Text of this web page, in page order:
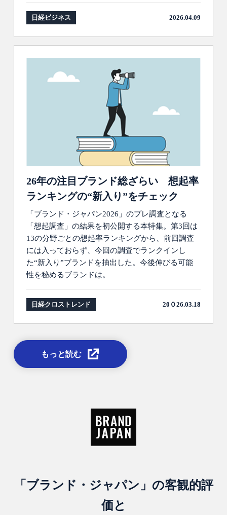
日経ビジネス 2026.04.09
26年の注目ブランド総ざらい 想起率
ランキングの“新入り”をチェック
「ブランド・ジャパン2026」のプレ調査となる
「想起調査」の結果を初公開する本特集。第3回は
13の分野ごとの想起率ランキングから、前回調査
には入っておらず、今回の調査でランクインし
た“新入り”ブランドを抽出した。今後伸びる可能
性を秘めるブランドは。
日経クロストレンド 20０26.03.18
もっと読む
「ブランド・ジャパン」の客観的評
価と